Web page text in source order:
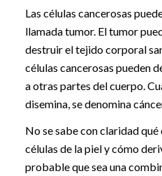
Las células cancerosas
llamada tumor. El tumor
destruir el tejido corporal
células cancerosas pueden
a otras partes del cuerpo.
disemina, se denomina
No se sabe con claridad
células de la piel y cómo
probable que sea una